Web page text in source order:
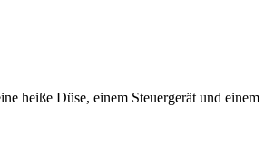
heiße Düse, einem Steuergerät und einem